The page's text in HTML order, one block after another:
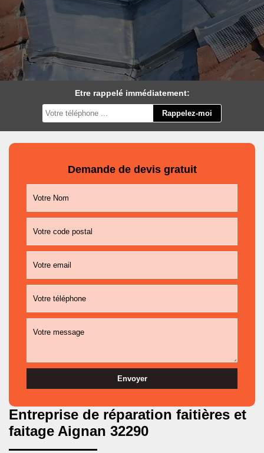
Etre rappelé immédiatement:
Entreprise de réparation faitières et
faitage Aignan 32290
Demande de devis gratuit